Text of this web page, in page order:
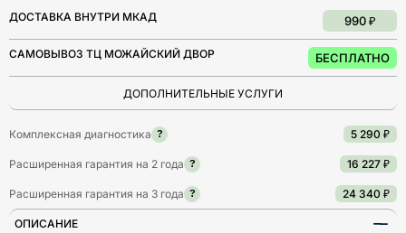
ДОСТАВКА ВНУТРИ МКАД 990 ₽
САМОВЫВОЗ ТЦ МОЖАЙСКИЙ ДВОР БЕСПЛАТНО
ДОПОЛНИТЕЛЬНЫЕ УСЛУГИ
Комплексная диагностика ? 5 290 ₽
Расширенная гарантия на 2 года ? 16 227 ₽
Расширенная гарантия на 3 года ? 24 340 ₽
ОПИСАНИЕ